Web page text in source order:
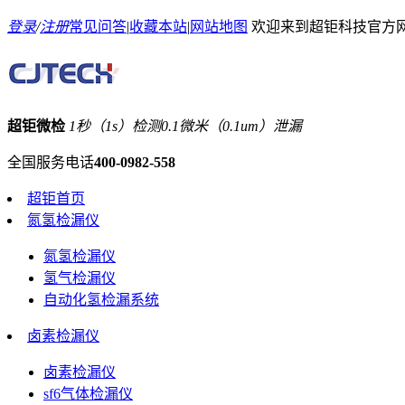
登录/注册常见问答|收藏本站| 网站地图 欢迎来到超钜科技官方
超钜微检 1秒（1s）检测0.1微米（0.1um）泄漏
全国服务电话400-0982-558
超钜首页
氮氢检漏仪
氮氢检漏仪
氢气检漏仪
自动化氢检漏系统
卤素检漏仪
卤素检漏仪
sf6气体检漏仪